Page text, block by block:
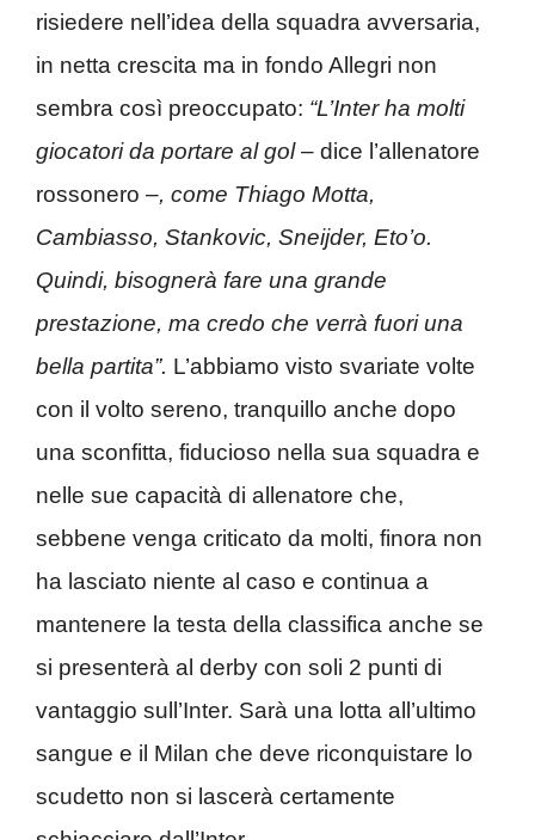
risiedere nell’idea della squadra avversaria,
in netta crescita ma in fondo Allegri non
sembra così preoccupato: “L’Inter ha molti
giocatori da portare al gol– dice l’allenatore
rossonero –, come Thiago Motta,
Cambiasso, Stankovic, Sneijder, Eto’o.
Quindi, bisognerà fare una grande
prestazione, ma credo che verrà fuori una
bella partita”. L’abbiamo visto svariate volte
con il volto sereno, tranquillo anche dopo
una sconfitta, fiducioso nella sua squadra e
nelle sue capacità di allenatore che,
sebbene venga criticato da molti, finora non
ha lasciato niente al caso e continua a
mantenere la testa della classifica anche se
si presenterà al derby con soli 2 punti di
vantaggio sull’Inter. Sarà una lotta all’ultimo
sangue e il Milan che deve riconquistare lo
scudetto non si lascerà certamente